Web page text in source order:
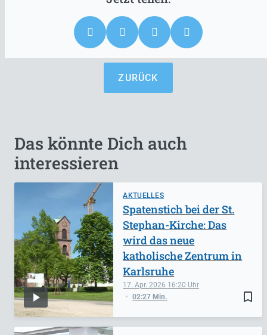
ZURÜCK
Das könnte Dich auch
interessieren
AKTUELLES
bookmark_border
17. Apr. 2026 16:20
02:27 Min.
Spatenstich bei der St.
Stephan-Kirche: Das
wird das neue
katholische Zentrum in
Karlsruhe